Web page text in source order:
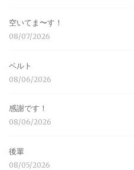
空いてま〜す！
08/07/2026
ベルト
08/06/2026
感謝です！
08/06/2026
後輩
08/05/2026